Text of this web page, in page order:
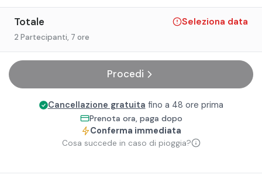
Totale Seleziona data
2 Partecipanti, 7 ore
Procedi
Cancellazione gratuita fino a 48 ore prima
Prenota ora, paga dopo
Conferma immediata
Cosa succede in caso di pioggia?